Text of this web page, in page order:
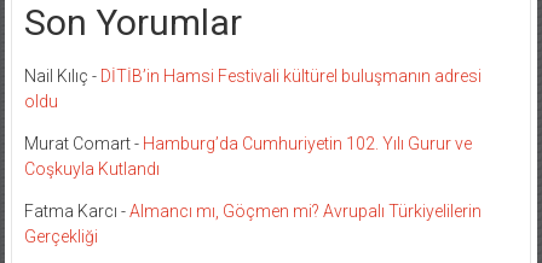
Son Yorumlar
Nail Kılıç - DİTİB’in Hamsi Festivali kültürel buluşmanın adresi
oldu
Murat Comart- Hamburg’da Cumhuriyetin 102. Yılı Gurur ve
Coşkuyla Kutlandı
Fatma Karcı -Almancı mı, Göçmen mi? Avrupalı Türkiyelilerin
Gerçekliği